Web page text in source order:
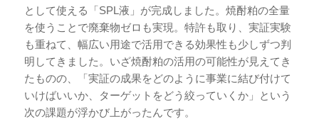
として使える「SPL液」が完成しました。焼酎粕の全量
を使うことで廃棄物ゼロも実現。特許も取り、実証実験
も重ねて、幅広い用途で活用できる効果性も少しずつ判
明してきました。いざ焼酎粕の活用の可能性が見えてき
たものの、「実証の成果をどのように事業に結び付けて
いけばいいか、ターゲットをどう絞っていくか」という
次の課題が浮かび上がったんです。